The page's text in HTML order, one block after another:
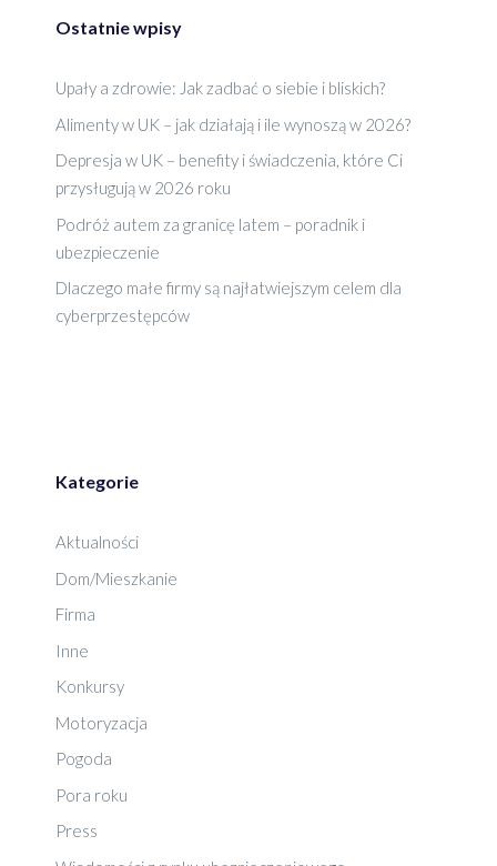
Ostatnie wpisy
Upały a zdrowie: Jak zadbać o siebie i bliskich?
Alimenty w UK – jak działają i ile wynoszą w 2026?
Depresja w UK – benefity i świadczenia, które Ci
przysługują w 2026 roku
Podróż autem za granicę latem – poradnik i
ubezpieczenie
Dlaczego małe firmy są najłatwiejszym celem dla
cyberprzestępców
Kategorie
Aktualności
Dom/Mieszkanie
Firma
Inne
Konkursy
Motoryzacja
Pogoda
Pora roku
Press